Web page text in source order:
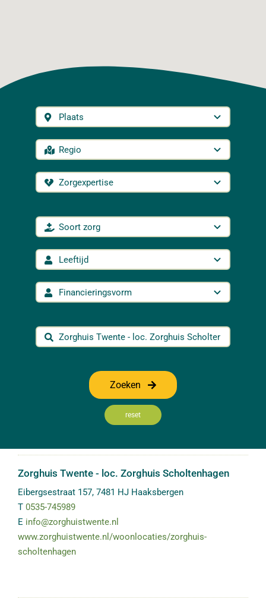
Zoeken
reset
Zorghuis Twente - loc. Zorghuis Scholtenhagen
Eibergsestraat 157, 7481 HJ Haaksbergen
T 0535-745989
E info@zorghuistwente.nl
www.zorghuistwente.nl/woonlocaties/zorghuis-
scholtenhagen